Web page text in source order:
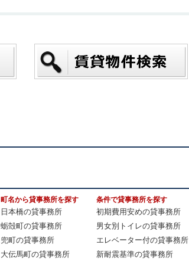
町名から貸事務所を探す
日本橋の貸事務所
蛎殻町の貸事務所
兜町の貸事務所
大伝馬町の貸事務所
条件で貸事務所を探す
初期費用安めの貸事務所
男女別トイレの貸事務所
エレベーター付の貸事務所
新耐震基準の貸事務所